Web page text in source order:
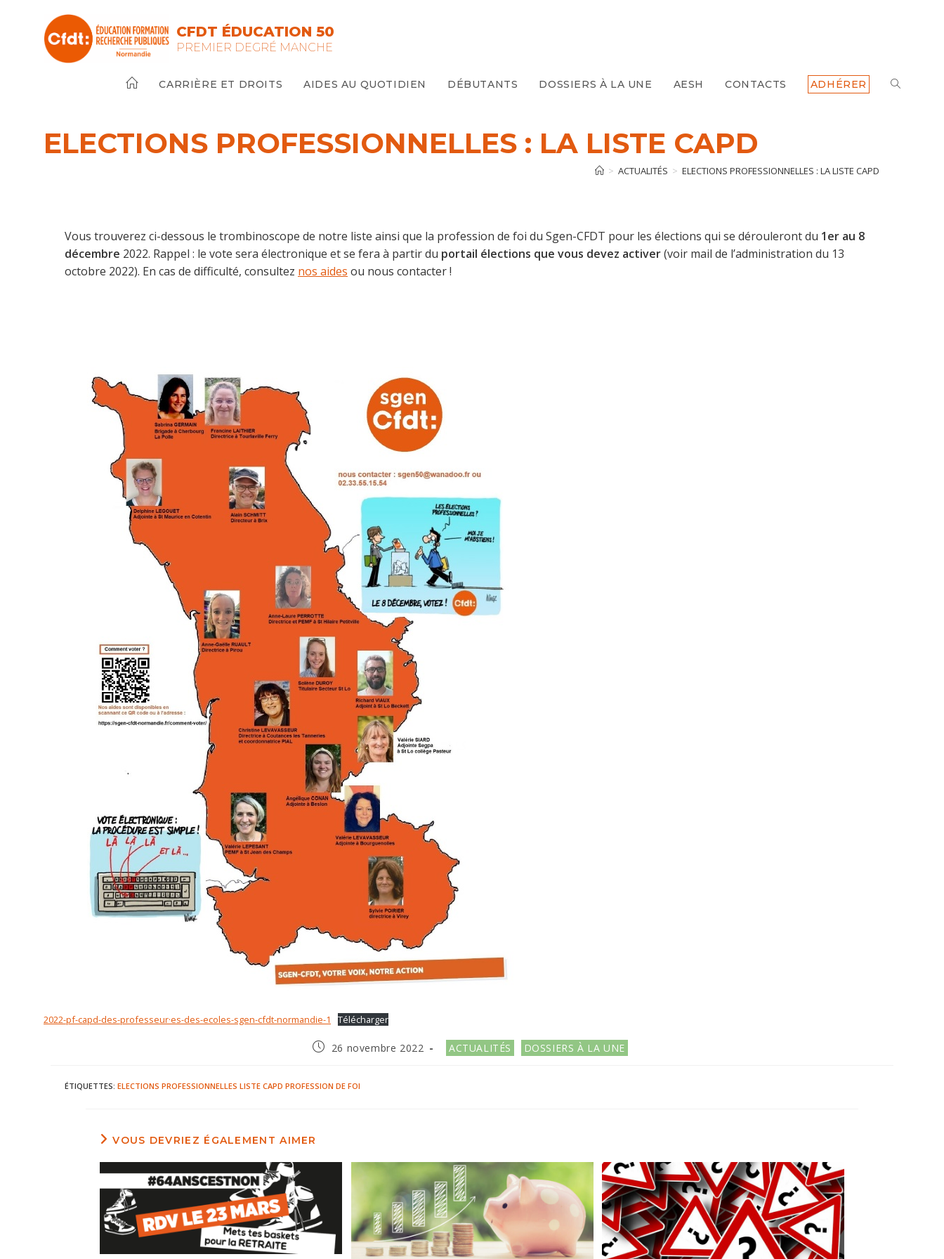
CFDT ÉDUCATION 50
PREMIER DEGRÉ MANCHE
CARRIÈRE ET DROITS AIDES AU QUOTIDIEN DÉBUTANTS DOSSIERS À LA UNE AESH CONTACTS ADHÉRER TOGGLE
ELECTIONS PROFESSIONNELLES : LA LISTE CAPD
> ACTUALITÉS > ELECTIONS PROFESSIONNELLES : LA LISTE CAPD
Vous trouverez ci-dessous le trombinoscope de notre liste ainsi que la profession de foi du Sgen-CFDT pour les élections qui se dérouleront du 1er au 8
décembre 2022. Rappel : le vote sera électronique et se fera à partir du portail élections que vous devez activer(voir mail de l’administration du 13
octobre 2022). En cas de difficulté, consultez nos aides ou nous contacter !
2022-pf-capd-des-professeur·es-des-ecoles-sgen-cfdt-normandie-1 Télécharger
Publication
26 novembre 2022
Post
category:
ACTUALITÉS DOSSIERS À LA UNE
ÉTIQUETTES: ELECTIONS PROFESSIONNELLES LISTE CAPD PROFESSION DE FOI
VOUS DEVRIEZ ÉGALEMENT AIMER